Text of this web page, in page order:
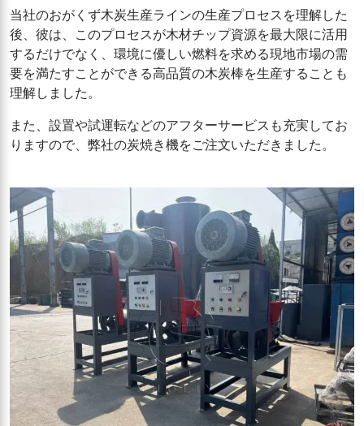
当社のおがくず木炭生産ラインの生産プロセスを理解した
後、彼は、このプロセスが木材チップ資源を最大限に活用
するだけでなく、環境に優しい燃料を求める現地市場の需
要を満たすことができる高品質の木炭棒を生産することも
理解しました。
また、設置や試運転などのアフターサービスも充実してお
りますので、弊社の炭焼き機をご注文いただきました。